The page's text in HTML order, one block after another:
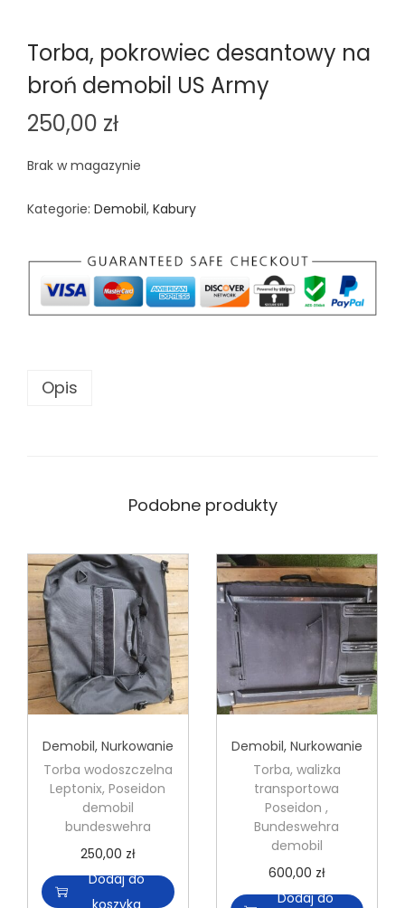
Torba, pokrowiec desantowy na
broń demobil US Army
250,00 zł
Brak w magazynie
Kategorie: Demobil, Kabury
Opis
Podobne produkty
Demobil, Nurkowanie
Torba wodoszczelna
Leptonix, Poseidon
demobil
bundeswehra
250,00 zł
Dodaj do
Demobil, Nurkowanie
Torba, walizka
transportowa
Poseidon ,
Bundeswehra
demobil
600,00 zł
Dodaj do